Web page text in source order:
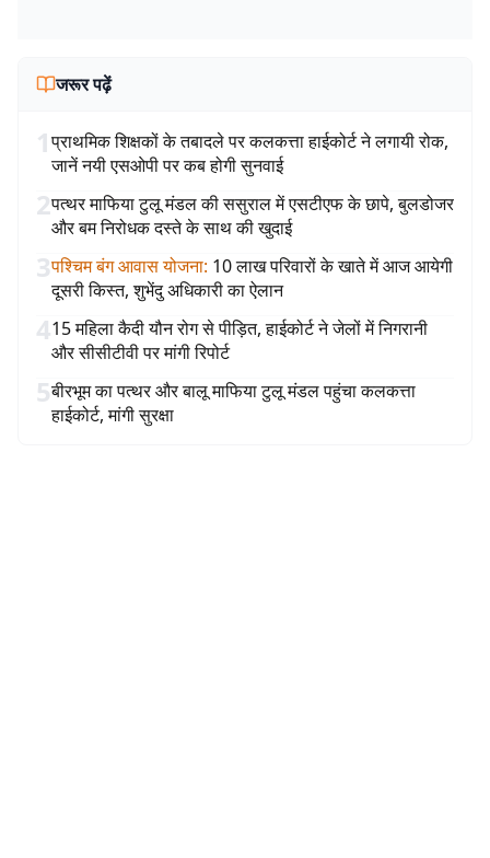
जरूर पढ़ें
1प्राथमिक शिक्षकों के तबादले पर कलकत्ता हाईकोर्ट ने लगायी रोक,
जानें नयी एसओपी पर कब होगी सुनवाई
2पत्थर माफिया टुलू मंडल की ससुराल में एसटीएफ के छापे, बुलडोजर
और बम निरोधक दस्ते के साथ की खुदाई
3पश्चिम बंग आवास योजना: 10 लाख परिवारों के खाते में आज आयेगी
दूसरी किस्त, शुभेंदु अधिकारी का ऐलान
415 महिला कैदी यौन रोग से पीड़ित, हाईकोर्ट ने जेलों में निगरानी
और सीसीटीवी पर मांगी रिपोर्ट
5बीरभूम का पत्थर और बालू माफिया टुलू मंडल पहुंचा कलकत्ता
हाईकोर्ट, मांगी सुरक्षा